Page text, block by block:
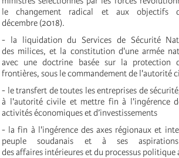
le changement radical et aux objectifs
décembre (2018).
- la liquidation du Services de Sécurité
des milices, et la constitution d'une armée
avec une doctrine basée sur la protection
frontières, sous le commandement de l'autorité
- le transfert de toutes les entreprises de
à l'autorité civile et mettre fin à l'ingérence
activités économiques et d’investissements
- la fin à l'ingérence des axes régionaux et
peuple soudanais et à ses
des affaires intérieures et du processus politique